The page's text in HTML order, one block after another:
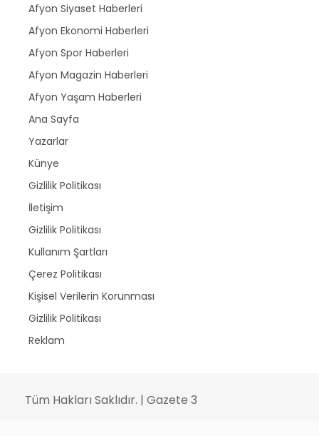
Afyon Siyaset Haberleri
Afyon Ekonomi Haberleri
Afyon Spor Haberleri
Afyon Magazin Haberleri
Afyon Yaşam Haberleri
Ana Sayfa
Yazarlar
Künye
Gizlilik Politikası
İletişim
Gizlilik Politikası
Kullanım Şartları
Çerez Politikası
Kişisel Verilerin Korunması
Gizlilik Politikası
Reklam
Tüm Hakları Saklıdır. | Gazete 3